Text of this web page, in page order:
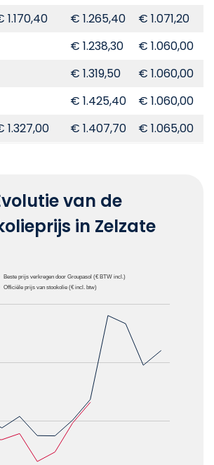
1.170,40 € 1.265,40 € 1.071,20
€ 1.238,30 € 1.060,00
€ 1.319,50 € 1.060,00
€ 1.425,40 € 1.060,00
1.327,00 € 1.407,70 € 1.065,00
van de
in Zelzate
2 lines.
1 X axis displaying Maanden.
1 Y axis displaying Prijzen van
Beste prijs verkregen door Groupasol (€ BTW incl.)
Officiële prijs van stookolie (€ incl. btw)